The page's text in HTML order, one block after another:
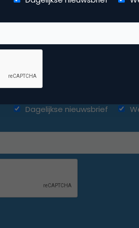
Elke
Dagelijkse nieuwsbrief